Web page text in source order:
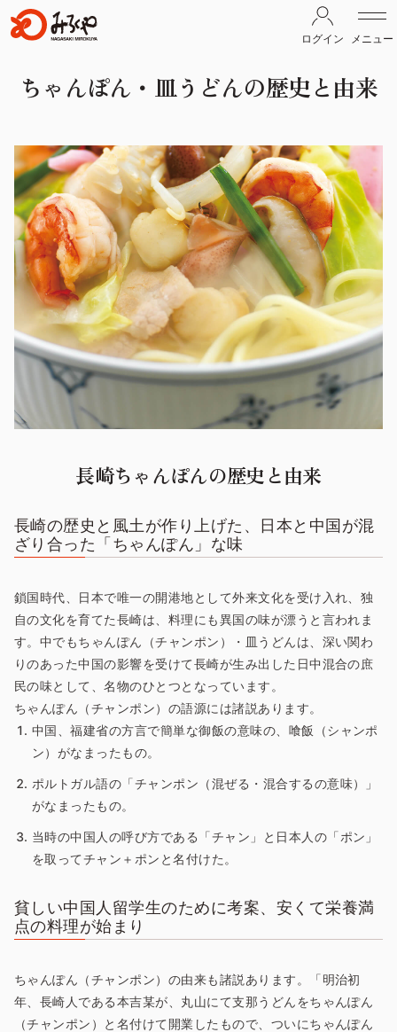
ログイン メニュー
ちゃんぽん・皿うどんの歴史と由来
長崎ちゃんぽんの歴史と由来
長崎の歴史と風土が作り上げた、日本と中国が混
ざり合った「ちゃんぽん」な味
鎖国時代、日本で唯一の開港地として外来文化を受け入れ、独
自の文化を育てた長崎は、料理にも異国の味が漂うと言われま
す。中でもちゃんぽん（チャンポン）・皿うどんは、深い関わ
りのあった中国の影響を受けて長崎が生み出した日中混合の庶
民の味として、名物のひとつとなっています。
ちゃんぽん（チャンポン）の語源には諸説あります。
中国、福建省の方言で簡単な御飯の意味の、喰飯（シャンポ
ン）がなまったもの。
ポルトガル語の「チャンポン（混ぜる・混合するの意味）」
がなまったもの。
当時の中国人の呼び方である「チャン」と日本人の「ポン」
を取ってチャン＋ポンと名付けた。
貧しい中国人留学生のために考案、安くて栄養満
点の料理が始まり
ちゃんぽん（チャンポン）の由来も諸説あります。「明治初
年、長崎人である本吉某が、丸山にて支那うどんをちゃんぽん
（チャンポン）と名付けて開業したもので、ついにちゃんぽん